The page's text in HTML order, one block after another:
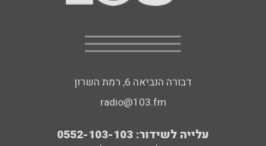
דבורה הנביאה 6, רמת השרון
radio@103.fm
עלייה לשידור: 0552-103-103